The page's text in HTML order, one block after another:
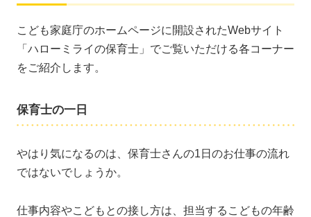
こども家庭庁のホームページに開設されたWebサイト
「ハローミライの保育士」でご覧いただける各コーナー
をご紹介します。
保育士の一日
やはり気になるのは、保育士さんの1日のお仕事の流れ
ではないでしょうか。
仕事内容やこどもとの接し方は、担当するこどもの年齢